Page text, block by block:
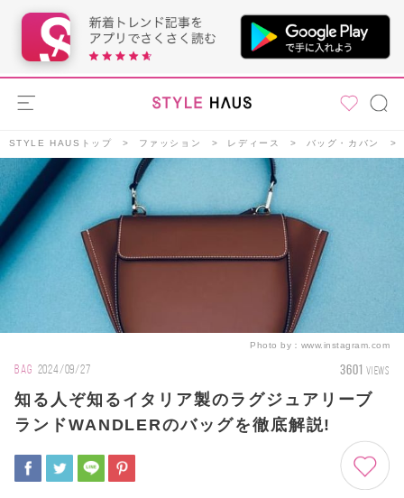
STYLE HAUSトップ ファッション レディース バッグ・カバン
Photo by： www.instagram.com
BAG 2024/09/27 3601 VIEWS
知る人ぞ知るイタリア製のラグジュアリーブ
ランドWANDLERのバッグを徹底解説!